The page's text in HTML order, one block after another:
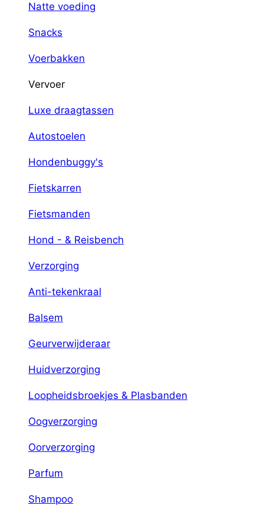
Natte voeding
Snacks
Voerbakken
Vervoer
Luxe draagtassen
Autostoelen
Hondenbuggy's
Fietskarren
Fietsmanden
Hond - & Reisbench
Verzorging
Anti-tekenkraal
Balsem
Geurverwijderaar
Huidverzorging
Loopheidsbroekjes & Plasbanden
Oogverzorging
Oorverzorging
Parfum
Shampoo